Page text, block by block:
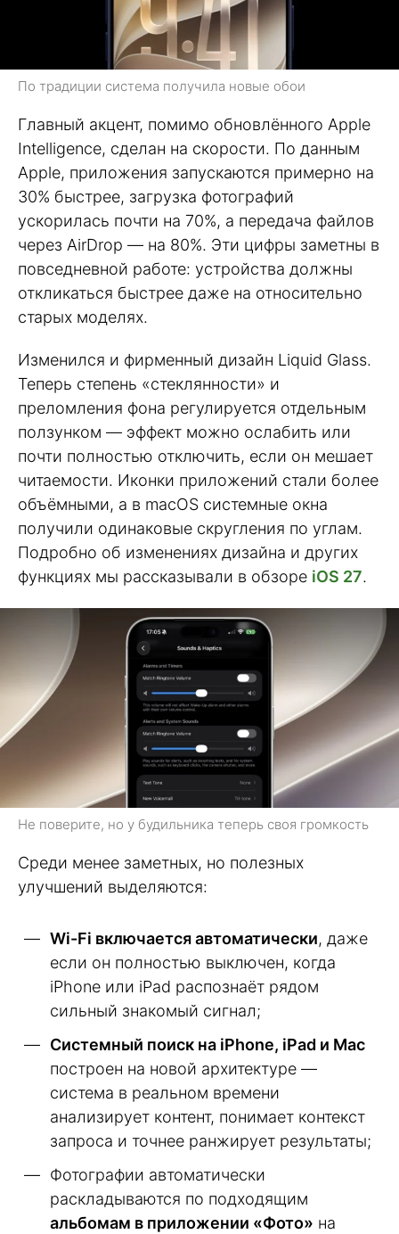
По традиции система получила новые обои
Главный акцент, помимо обновлённого Apple
Intelligence, сделан на скорости. По данным
Apple, приложения запускаются примерно на
30% быстрее, загрузка фотографий
ускорилась почти на 70%, а передача файлов
через AirDrop — на 80%. Эти цифры заметны в
повседневной работе: устройства должны
откликаться быстрее даже на относительно
старых моделях.
Изменился и фирменный дизайн Liquid Glass.
Теперь степень «стеклянности» и
преломления фона регулируется отдельным
ползунком — эффект можно ослабить или
почти полностью отключить, если он мешает
читаемости. Иконки приложений стали более
объёмными, а в macOS системные окна
получили одинаковые скругления по углам.
Подробно об изменениях дизайна и других
функциях мы рассказывали в обзоре iOS 27.
Не поверите, но у будильника теперь своя громкость
Среди менее заметных, но полезных
улучшений выделяются:
Wi-Fi включается автоматически, даже
если он полностью выключен, когда
iPhone или iPad распознаёт рядом
сильный знакомый сигнал;
Системный поиск на iPhone, iPad и Mac
построен на новой архитектуре —
система в реальном времени
анализирует контент, понимает контекст
запроса и точнее ранжирует результаты;
Фотографии автоматически
раскладываются по подходящим
альбомам в приложении «Фото» на